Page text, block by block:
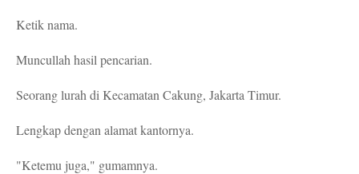
Ketik nama.
Muncullah hasil pencarian.
Seorang lurah di Kecamatan Cakung, Jakarta Timur.
Lengkap dengan alamat kantornya.
"Ketemu juga," gumamnya.